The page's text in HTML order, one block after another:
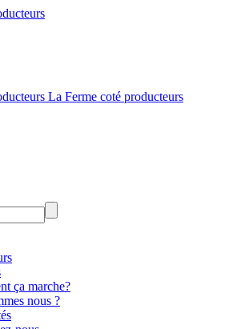
La Ferme coté producteurs
ça marche?
nous ?